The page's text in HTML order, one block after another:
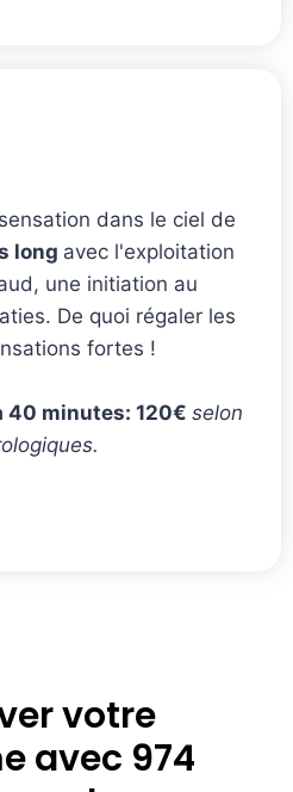
dans le ciel de
long avec l'exploitation
une initiation au
De quoi régaler les
fortes !
40 minutes: 120€ selon
votre
avec 974